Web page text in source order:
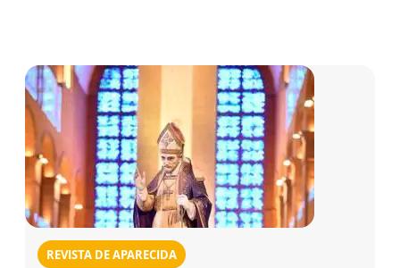
REVISTA DE APARECIDA